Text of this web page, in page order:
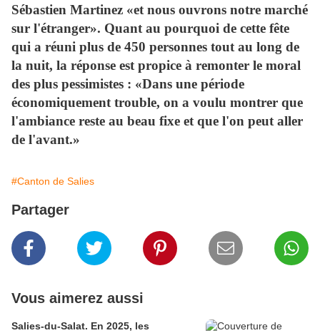
Sébastien Martinez «et nous ouvrons notre marché
sur l'étranger». Quant au pourquoi de cette fête
qui a réuni plus de 450 personnes tout au long de
la nuit, la réponse est propice à remonter le moral
des plus pessimistes : «Dans une période
économiquement trouble, on a voulu montrer que
l'ambiance reste au beau fixe et que l'on peut aller
de l'avant.»
#Canton de Salies
Partager
Vous aimerez aussi
Salies-du-Salat. En 2025, les